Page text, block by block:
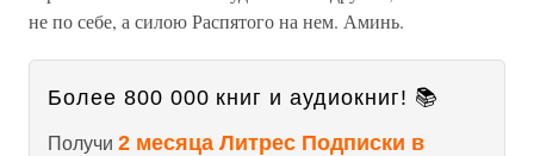
не по себе, а силою Распятого на нем. Аминь.
Более 800 000 книг и аудиокниг! 📚
Получи 2 месяца Литрес Подписки в